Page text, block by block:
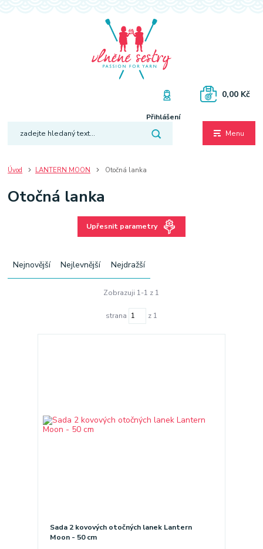
Menu
Přihlášení
0,00 Kč
Úvod LANTERN MOON Otočná lanka
Otočná lanka
Upřesnit parametry
Nejnovější Nejlevnější Nejdražší
Zobrazuji 1-1 z 1
strana z 1
Sada 2 kovových otočných lanek Lantern
Moon - 50 cm